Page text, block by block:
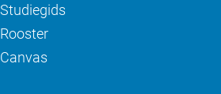
Studiegids
Rooster
Canvas